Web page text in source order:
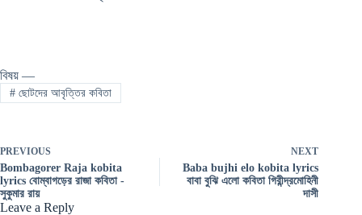
বিষয় —
#ছোটদের আবৃত্তির কবিতা
PREVIOUS
Bombagorer Raja kobita
lyrics বোম্বাগড়ের রাজা কবিতা -
সুকুমার রায়
NEXT
Baba bujhi elo kobita lyrics
বাবা বুঝি এলো কবিতা গিরীন্দ্রমোহিনী
দাসী
Leave a Reply